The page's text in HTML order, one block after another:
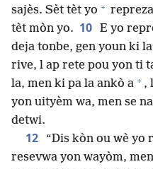
sajès. Sèt tèt yo +
tèt mòn yo. 10 E yo
deja tonbe, gen youn ki
rive, l ap rete pou yon ti
la, men ki pa la ankò a + ,
yon uityèm wa, men se
detwi.
12
“Dis kòn ou wè yo
resevwa yon wayòm,